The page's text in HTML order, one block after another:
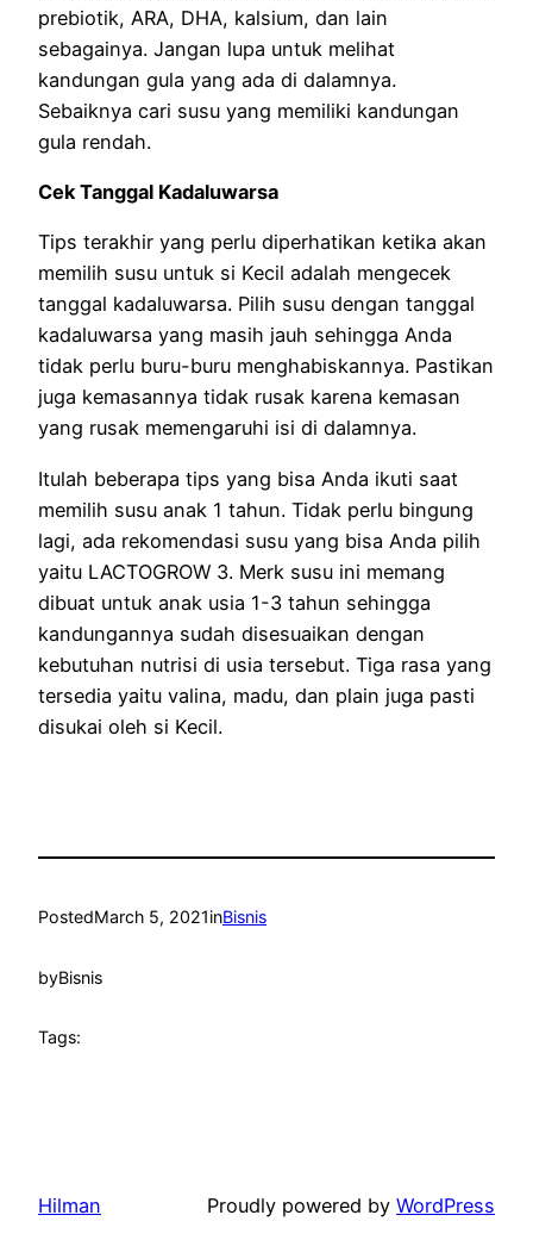
prebiotik, ARA, DHA, kalsium, dan lain
sebagainya. Jangan lupa untuk melihat
kandungan gula yang ada di dalamnya.
Sebaiknya cari susu yang memiliki kandungan
gula rendah.
Cek Tanggal Kadaluwarsa
Tips terakhir yang perlu diperhatikan ketika akan
memilih susu untuk si Kecil adalah mengecek
tanggal kadaluwarsa. Pilih susu dengan tanggal
kadaluwarsa yang masih jauh sehingga Anda
tidak perlu buru-buru menghabiskannya. Pastikan
juga kemasannya tidak rusak karena kemasan
yang rusak memengaruhi isi di dalamnya.
Itulah beberapa tips yang bisa Anda ikuti saat
memilih susu anak 1 tahun. Tidak perlu bingung
lagi, ada rekomendasi susu yang bisa Anda pilih
yaitu LACTOGROW 3. Merk susu ini memang
dibuat untuk anak usia 1-3 tahun sehingga
kandungannya sudah disesuaikan dengan
kebutuhan nutrisi di usia tersebut. Tiga rasa yang
tersedia yaitu valina, madu, dan plain juga pasti
disukai oleh si Kecil.
PostedMarch 5, 2021inBisnis
byBisnis
Tags:
Hilman Proudly powered by WordPress